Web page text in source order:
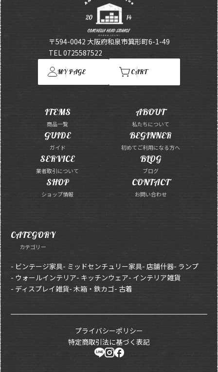
〒594-0042 大阪府和泉市箕形町6-1-49
TEL 0725587522
MY PAGE CART
ITEMS
商品一覧
ABOUT
私たちについて
GUIDE
ガイド
BEGINNER
初めてご利用になる方へ
SERVICE
業者取引について
BLOG
ブログ
SHOP
ショップ情報
CONTACT
お問い合わせ
CATEGORY
カテゴリー
- ビンテージ家具- ミッドセンチュリー家具- 店舗什器- ランプ
- ウォールインテリア- キッチンウェア- インテリア雑貨
- ディスプレイ雑貨- 木箱・鉄カゴ- 古着
プライバシーポリシー
特定商取引法に基づく表記